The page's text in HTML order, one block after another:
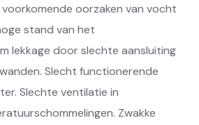
oorzaken van vocht
stand van het
lekkage door slechte aansluiting
Slecht functionerende
Slechte ventilatie in
Zwakke